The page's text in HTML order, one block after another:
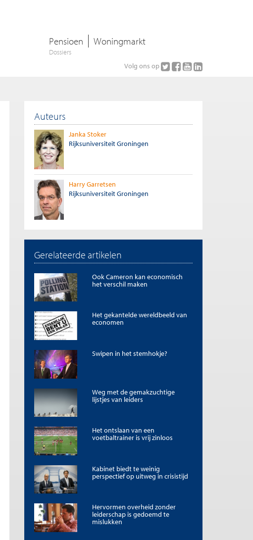
Pensioen Woningmarkt
Dossiers
Volg ons op
Auteurs
Janka Stoker
Rijksuniversiteit Groningen
Harry Garretsen
Rijksuniversiteit Groningen
Gerelateerde artikelen
Ook Cameron kan economisch
het verschil maken
Het gekantelde wereldbeeld van
economen
Swipen in het stemhokje?
Weg met de gemakzuchtige
lijstjes van leiders
Het ontslaan van een
voetbaltrainer is vrij zinloos
Kabinet biedt te weinig
perspectief op uitweg in crisistijd
Hervormen overheid zonder
leiderschap is gedoemd te
mislukken